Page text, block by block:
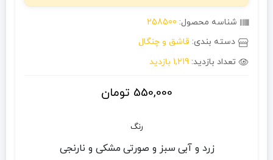
شناسه محصول: 258500
دسته بندی: قاشق و چنگال
تعداد بازدید: 1,219 بازدید
550,000 تومان
رنگ
زرد و آبی سبز و صورتی مشکی و نارنجی